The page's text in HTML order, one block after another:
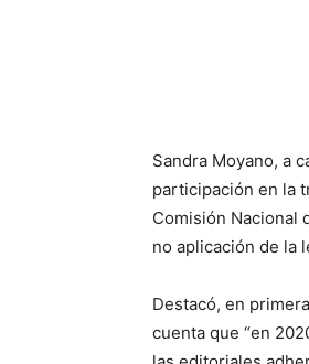
Sandra Moyano, a
participación en la
Comisión Nacional
no aplicación de
Destacó, en
cuenta que “en